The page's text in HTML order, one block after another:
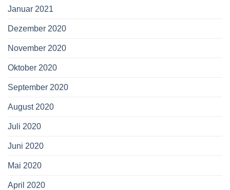
Januar 2021
Dezember 2020
November 2020
Oktober 2020
September 2020
August 2020
Juli 2020
Juni 2020
Mai 2020
April 2020